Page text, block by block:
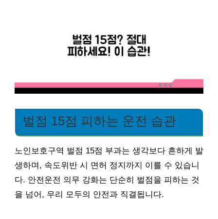
벌점 15점 피하는 운전 습관
노인보호구역 벌점 15점 부과는 생각보다 흔하게 발
생하며, 속도위반 시 면허 정지까지 이를 수 있습니
다. 안전운전 의무 강화는 단순히 벌점을 피하는 것
을 넘어, 우리 모두의 안전과 직결됩니다.